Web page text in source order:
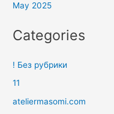
May 2025
Categories
! Без рубрики
11
ateliermasomi.com